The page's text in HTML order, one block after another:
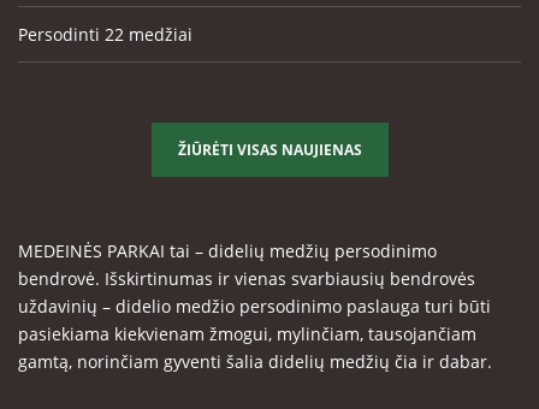
Persodinti 22 medžiai
ŽIŪRĖTI VISAS NAUJIENAS
MEDEINĖS PARKAI tai – didelių medžių persodinimo
bendrovė. Išskirtinumas ir vienas svarbiausių bendrovės
uždavinių – didelio medžio persodinimo paslauga turi būti
pasiekiama kiekvienam žmogui, mylinčiam, tausojančiam
gamtą, norinčiam gyventi šalia didelių medžių čia ir dabar.